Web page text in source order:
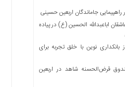
جاماندگان اربعین حسینی
موکب منطقه ۱۲ از عاشقان اباعبدالله الحسین (ع) در پیاده
بانکداری نوین با خلق تجربه برای
قرض‌الحسنه شاهد در اربعین